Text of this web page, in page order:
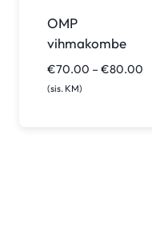
OMP
vihmakombe
€70.00 – €80.00
(sis. KM)